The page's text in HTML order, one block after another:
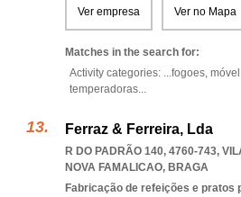
Ver empresa Ver no Mapa
Matches in the search for:
Activity categories: ...fogoes,
temperadoras...
Ferraz & Ferreira, Lda
R DO PADRÃO 140, 4760-743,
NOVA FAMALICAO, BRAGA
Fabricação de refeições e pratos